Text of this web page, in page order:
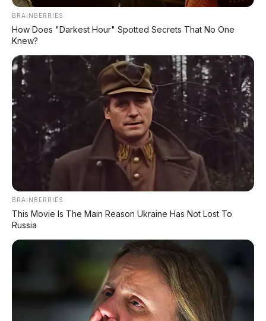
⚡ Xpeng G9L: SUV Full-Size Premium
dengan AI VLA 2.0 Siap Meluncur di
⚡ Bus Gunung Harta Terbakar di Tol
Nganjuk, 33 Orang Selamat
⚡ BAIC T1 Resmi Dipamerkan di GIIAS
2026: Hatchback EV Premium dengan
V2L 3.500 Watt dan Range 425 Km
⚡ Land Rover Freelander 8: SUV
Premium EREV Mewah 6 Kursi Siap
⚡ Geely Galaxy Battleship 700: SUV Off-
Road PHEV dengan AI All-Terrain
BRAINBERRIES
How Does "Darkest Hour" Spotted Secrets That No One
Knew?
BRAINBERRIES
This Movie Is The Main Reason Ukraine Has Not Lost To
Russia